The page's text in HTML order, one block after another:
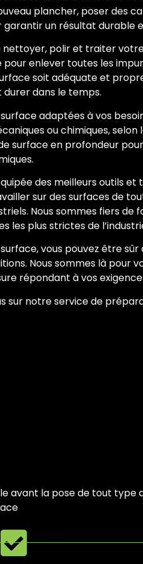
plancher, poser des
un résultat durable
polir et traiter
enlever toutes les
soit adéquate et
dans le temps.
adaptées à vos
ou chimiques,
surface en profondeur
des meilleurs outils
sur des surfaces de
Nous sommes fiers
les plus strictes de
vous pouvez être
Nous sommes là pour
répondant à vos
sur notre service de
avant la pose de tout type